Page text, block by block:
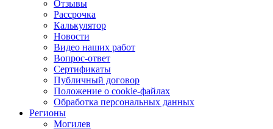
Отзывы
Рассрочка
Калькулятор
Новости
Видео наших работ
Вопрос-ответ
Сертификаты
Публичный договор
Положение о cookie-файлах
Обработка персональных данных
Регионы
Могилев